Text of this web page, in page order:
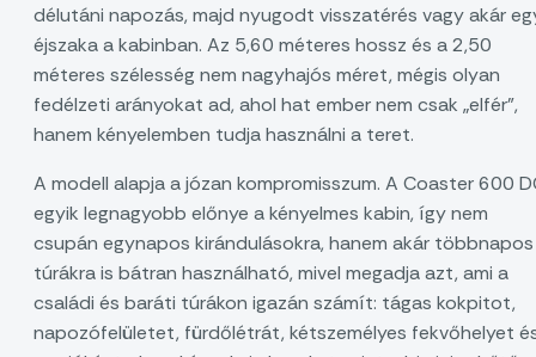
délutáni napozás, majd nyugodt visszatérés vagy akár
éjszaka a kabinban. Az 5,60 méteres hossz és a 2,50
méteres szélesség nem nagyhajós méret, mégis olyan
fedélzeti arányokat ad, ahol hat ember nem csak „elfér”,
hanem kényelemben tudja használni a teret.
A modell alapja a józan kompromisszum. A Coaster 600
egyik legnagyobb előnye a kényelmes kabin, így nem
csupán egynapos kirándulásokra, hanem akár többnapos
túrákra is bátran használható, mivel megadja azt, ami a
családi és baráti túrákon igazán számít: tágas kokpitot,
napozófelületet, fürdőlétrát, kétszemélyes fekvőhelyet